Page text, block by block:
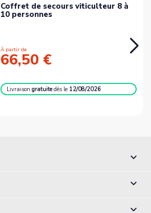
Coffret de secours viticulteur 8 à
10 personnes
À partir de
66,50 €
Livraisongratuite dès le 12/08/2026


